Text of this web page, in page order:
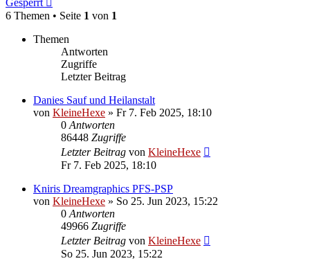
6 Themen • Seite 1 von 1
Themen
Antworten
Zugriffe
Letzter Beitrag
Danies Sauf und Heilanstalt
von KleineHexe » Fr 7. Feb 2025, 18:10
0 Antworten
86448 Zugriffe
Letzter Beitrag von KleineHexe
Fr 7. Feb 2025, 18:10
Kniris Dreamgraphics PFS-PSP
von KleineHexe » So 25. Jun 2023, 15:22
0 Antworten
49966 Zugriffe
Letzter Beitrag von KleineHexe
So 25. Jun 2023, 15:22